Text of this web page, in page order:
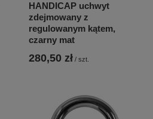
HANDICAP uchwyt
zdejmowany z
regulowanym kątem,
czarny mat
280,50 zł / szt.